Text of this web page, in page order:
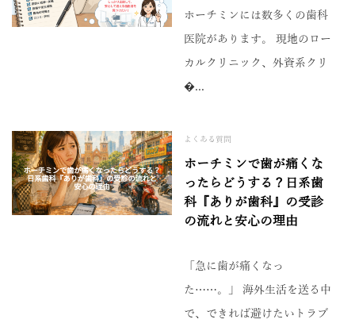
ホーチミンには数多くの歯科
医院があります。 現地のロー
カルクリニック、外資系クリ
�...
よくある質問
ホーチミンで歯が痛くな
ったらどうする？日系歯
科『ありが歯科』の受診
の流れと安心の理由
「急に歯が痛くなっ
た……。」 海外生活を送る中
で、できれば避けたいトラブ